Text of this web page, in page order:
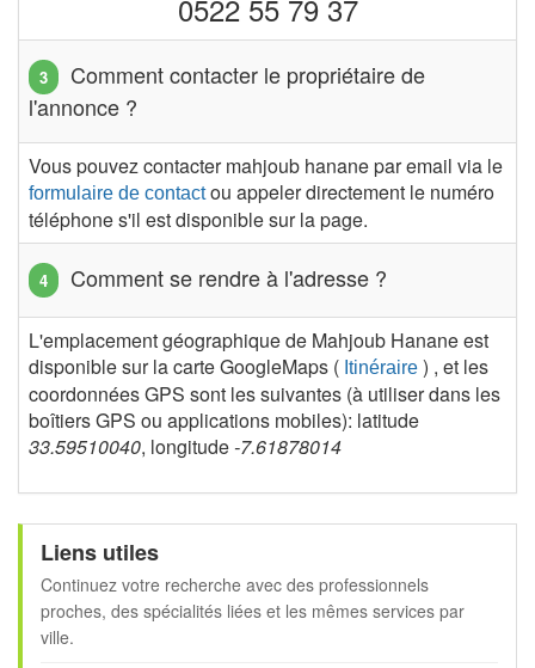
0522 55 79 37
Comment contacter le propriétaire de
l'annonce ?
Vous pouvez contacter mahjoub hanane par email via le
formulaire de contactou appeler directement le numéro
téléphone s'il est disponible sur la page.
Comment se rendre à l'adresse ?
L'emplacement géographique de Mahjoub Hanane est
disponible sur la carte GoogleMaps ( Itinéraire ) , et les
coordonnées GPS sont les suivantes (à utiliser dans les
boîtiers GPS ou applications mobiles): latitude
33.59510040, longitude-7.61878014
Liens utiles
Continuez votre recherche avec des professionnels
proches, des spécialités liées et les mêmes services par
ville.